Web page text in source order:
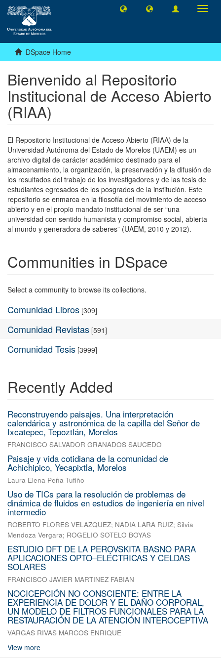
DSpace Home
Bienvenido al Repositorio
Institucional de Acceso Abierto
(RIAA)
El Repositorio Institucional de Acceso Abierto (RIAA) de la
Universidad Autónoma del Estado de Morelos (UAEM) es un
archivo digital de carácter académico destinado para el
almacenamiento, la organización, la preservación y la difusión de
los resultados del trabajo de los investigadores y de las tesis de
estudiantes egresados de los posgrados de la institución. Este
repositorio se enmarca en la filosofía del movimiento de acceso
abierto y en el propio mandato institucional de ser “una
universidad con sentido humanista y compromiso social, abierta
al mundo y generadora de saberes” (UAEM, 2010 y 2012).
Communities in DSpace
Select a community to browse its collections.
Comunidad Libros [309]
Comunidad Revistas [591]
Comunidad Tesis [3999]
Recently Added
Reconstruyendo paisajes. Una interpretación
calendárica y astronómica de la capilla del Señor de
Ixcatepec, Tepoztlán, Morelos
FRANCISCO SALVADOR GRANADOS SAUCEDO
Paisaje y vida cotidiana de la comunidad de
Achichipico, Yecapixtla, Morelos
Laura Elena Peña Tufiño
Uso de TICs para la resolución de problemas de
dinámica de fluidos en estudios de ingeniería en nivel
intermedio
ROBERTO FLORES VELAZQUEZ; NADIA LARA RUIZ; Silvia
Mendoza Vergara; ROGELIO SOTELO BOYAS
ESTUDIO DFT DE LA PEROVSKITA BASNO PARA
APLICACIONES OPTO–ELÉCTRICAS Y CELDAS
SOLARES
FRANCISCO JAVIER MARTINEZ FABIAN
NOCICEPCIÓN NO CONSCIENTE: ENTRE LA
EXPERIENCIA DE DOLOR Y EL DAÑO CORPORAL,
UN MODELO DE FILTROS FUNCIONALES PARA LA
RESTAURACIÓN DE LA ATENCIÓN INTEROCEPTIVA
VARGAS RIVAS MARCOS ENRIQUE
View more